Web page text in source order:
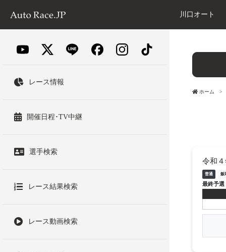
川口オート
レース情報
開催日程･TV中継
選手検索
レース結果検索
レース動画検索
ホーム
令和
普通 飯
最終予選